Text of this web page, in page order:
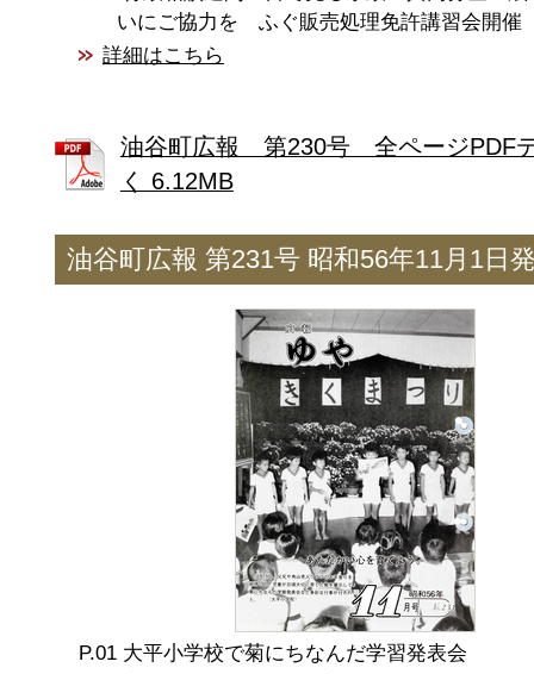
いにご協力を ふぐ販売処理免許講習会開
詳細はこちら
油谷町広報 第230号 全ページPDF
く 6.12MB
油谷町広報 第231号 昭和56年11月1日
大平小学校で菊にちなんだ学習発表会